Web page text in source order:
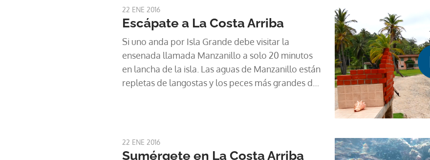
22 ENE 2016
Escápate a La Costa Arriba
Si uno anda por Isla Grande debe visitar la
ensenada llamada Manzanillo a solo 20 minutos
en lancha de la isla. Las aguas de Manzanillo están
repletas de langostas y los peces más grandes de
22 ENE 2016
Sumérgete en La Costa Arriba